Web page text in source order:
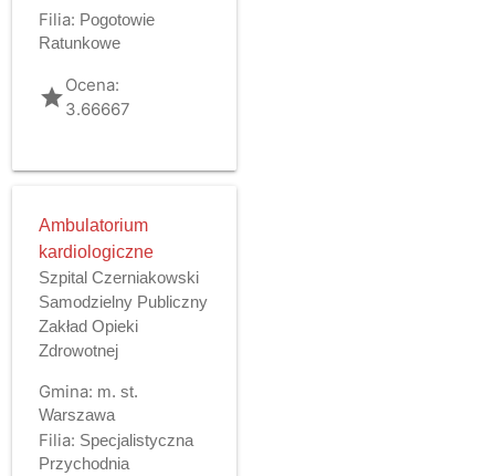
Filia: Pogotowie
Ratunkowe
gradeOcena:
3.66667
Ambulatorium
kardiologiczne
Szpital Czerniakowski
Samodzielny Publiczny
Zakład Opieki
Zdrowotnej
Gmina: m. st.
Warszawa
Filia: Specjalistyczna
Przychodnia